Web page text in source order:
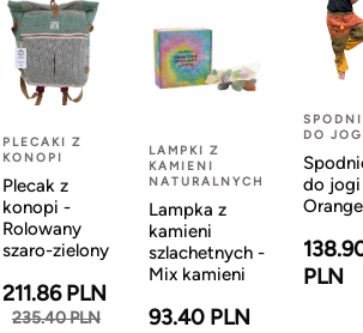
PLECAKI Z
KONOPI
Plecak z
konopi -
Rolowany
szaro-zielony
211.86 PLN
235.40 PLN
LAMPKI Z
KAMIENI
NATURALNYCH
Lampka z
kamieni
szlachetnych -
Mix kamieni
93.40 PLN
DO
do
Orange
PLN